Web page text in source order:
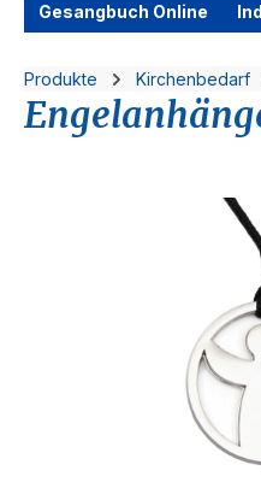
Gesangbuch Online
Produkte Kirchenbedarf
Bildergalerie überspringen